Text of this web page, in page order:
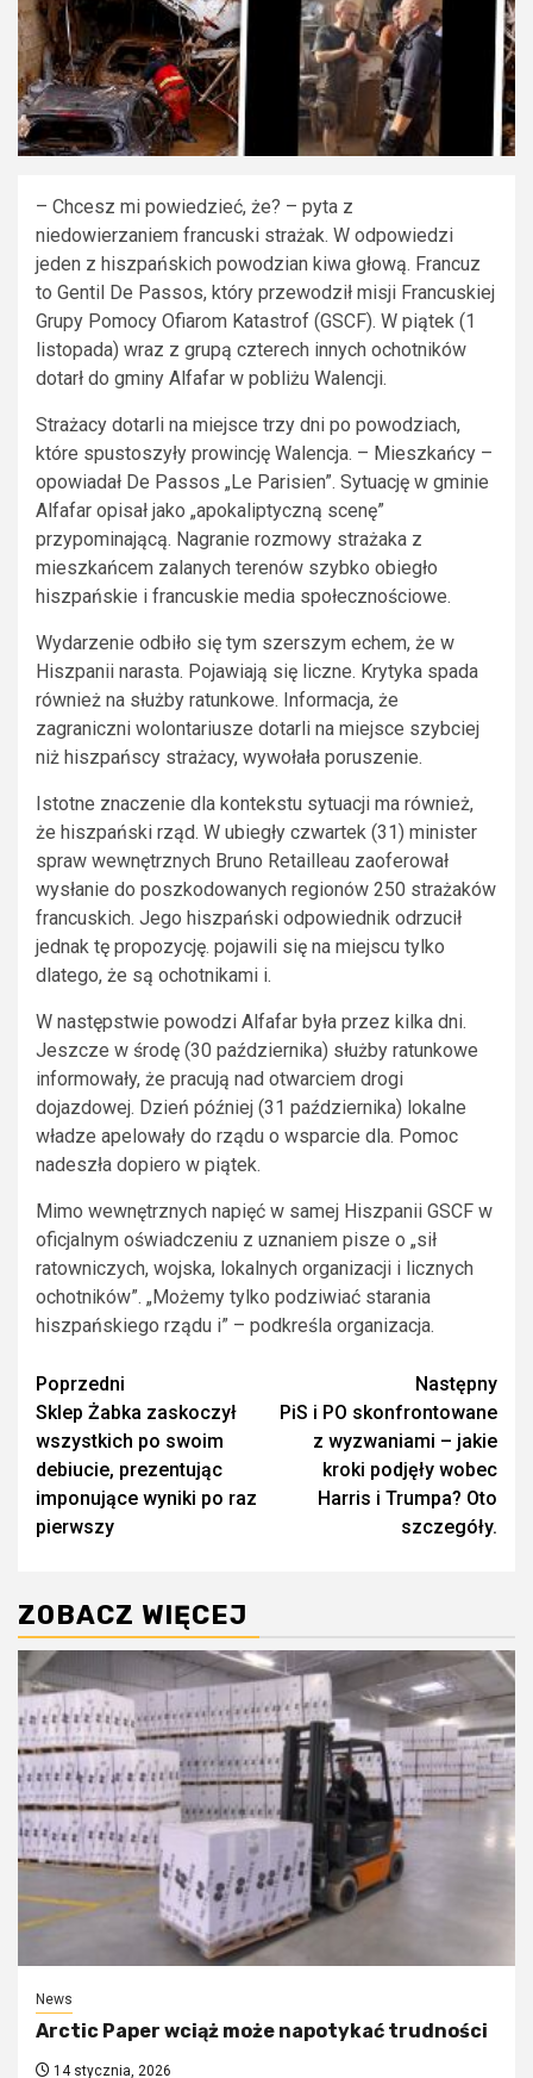
– Chcesz mi powiedzieć, że? – pyta z
niedowierzaniem francuski strażak. W odpowiedzi
jeden z hiszpańskich powodzian kiwa głową. Francuz
to Gentil De Passos, który przewodził misji Francuskiej
Grupy Pomocy Ofiarom Katastrof (GSCF). W piątek (1
listopada) wraz z grupą czterech innych ochotników
dotarł do gminy Alfafar w pobliżu Walencji.
Strażacy dotarli na miejsce trzy dni po powodziach,
które spustoszyły prowincję Walencja. – Mieszkańcy –
opowiadał De Passos „Le Parisien”. Sytuację w gminie
Alfafar opisał jako „apokaliptyczną scenę”
przypominającą. Nagranie rozmowy strażaka z
mieszkańcem zalanych terenów szybko obiegło
hiszpańskie i francuskie media społecznościowe.
Wydarzenie odbiło się tym szerszym echem, że w
Hiszpanii narasta. Pojawiają się liczne. Krytyka spada
również na służby ratunkowe. Informacja, że
zagraniczni wolontariusze dotarli na miejsce szybciej
niż hiszpańscy strażacy, wywołała poruszenie.
Istotne znaczenie dla kontekstu sytuacji ma również,
że hiszpański rząd. W ubiegły czwartek (31) minister
spraw wewnętrznych Bruno Retailleau zaoferował
wysłanie do poszkodowanych regionów 250 strażaków
francuskich. Jego hiszpański odpowiednik odrzucił
jednak tę propozycję. pojawili się na miejscu tylko
dlatego, że są ochotnikami i.
W następstwie powodzi Alfafar była przez kilka dni.
Jeszcze w środę (30 października) służby ratunkowe
informowały, że pracują nad otwarciem drogi
dojazdowej. Dzień później (31 października) lokalne
władze apelowały do rządu o wsparcie dla. Pomoc
nadeszła dopiero w piątek.
Mimo wewnętrznych napięć w samej Hiszpanii GSCF w
oficjalnym oświadczeniu z uznaniem pisze o „sił
ratowniczych, wojska, lokalnych organizacji i licznych
ochotników”. „Możemy tylko podziwiać starania
hiszpańskiego rządu i” – podkreśla organizacja.
Zobacz
wpisy
Poprzedni
Sklep Żabka zaskoczył
wszystkich po swoim
debiucie, prezentując
imponujące wyniki po raz
pierwszy
Następny
PiS i PO skonfrontowane
z wyzwaniami – jakie
kroki podjęły wobec
Harris i Trumpa? Oto
szczegóły.
ZOBACZ WIĘCEJ
News
Arctic Paper wciąż może napotykać trudności
14 stycznia, 2026